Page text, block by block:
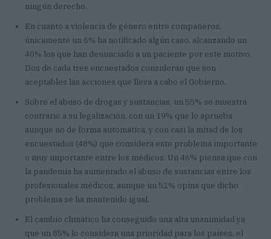
ningún derecho.
En cuanto a violencia de género entre compañeros,
únicamente un 6% ha notificado algún caso, alcanzando un
40% los que han denunciado a un paciente por este motivo.
Dos de cada tres encuestados consideran que son
aceptables las acciones que lleva a cabo el Gobierno.
Sobre el abuso de drogas y sustancias, un 55% se muestra
contrario a su legalización, con un 19% que lo aprueba
aunque no de forma automática, y con casi la mitad de los
encuestados (48%) que considera este problema importante
o muy importante entre los médicos. Un 46% piensa que con
la pandemia ha aumentado el abuso de sustancias entre los
profesionales médicos, aunque un 52% opina que dicho
problema se ha mantenido igual.
El cambio climático ha conseguido una alta unanimidad ya
que un 85% lo considera una prioridad para los países, el